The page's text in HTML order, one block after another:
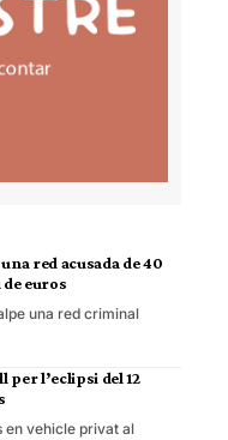
red acusada de 40
euros
una red criminal
per l’eclipsi del 12
en vehicle privat al